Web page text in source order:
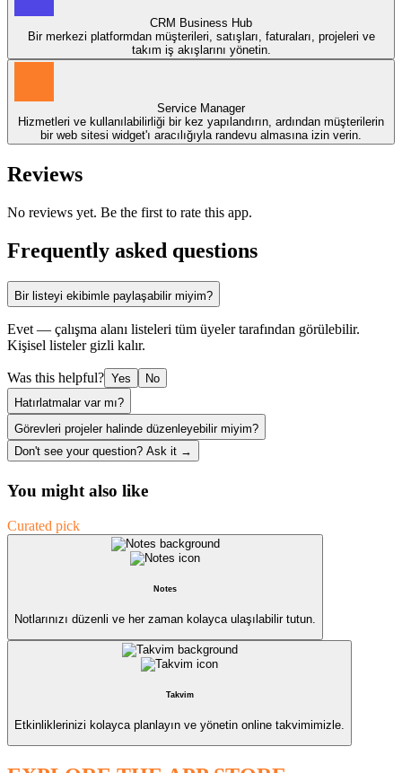
CRM Business Hub
Bir merkezi platformdan müşterileri, satışları, faturaları, projeleri ve
takım iş akışlarını yönetin.
Service Manager
Hizmetleri ve kullanılabilirliği bir kez yapılandırın, ardından müşterilerin
bir web sitesi widget'ı aracılığıyla randevu almasına izin verin.
Reviews
No reviews yet. Be the first to rate this app.
Frequently asked questions
Bir listeyi ekibimle paylaşabilir miyim?
Evet — çalışma alanı listeleri tüm üyeler tarafından görülebilir.
Kişisel listeler gizli kalır.
Was this helpful? Yes
No
Hatırlatmalar var mı?
Görevleri projeler halinde düzenleyebilir miyim?
Don't see your question? Ask it →
You might also like
Curated pick
Notes
Notlarınızı düzenli ve her zaman kolayca ulaşılabilir tutun.
Takvim
Etkinliklerinizi kolayca planlayın ve yönetin online takvimimizle.